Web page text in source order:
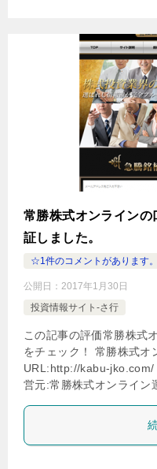
常勝株式オンライン
証しました。
☆1件のコメントがあります。
公開日： 2017年1月30日
投資情報サイト-さ行
この記事の評価常勝株式
をチェック！ 常勝株式オ
URL:http://kabu-jko.com/
営元:常勝株式オンライ